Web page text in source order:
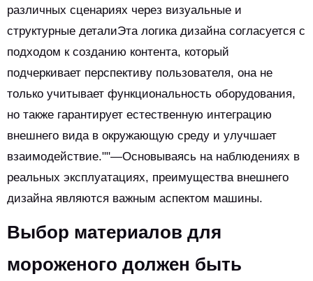
различных сценариях через визуальные и
структурные деталиЭта логика дизайна согласуется с
подходом к созданию контента, который
подчеркивает перспективу пользователя, она не
только учитывает функциональность оборудования,
но также гарантирует естественную интеграцию
внешнего вида в окружающую среду и улучшает
взаимодействие.""—Основываясь на наблюдениях в
реальных эксплуатациях, преимущества внешнего
дизайна являются важным аспектом машины.
Выбор материалов для
мороженого должен быть